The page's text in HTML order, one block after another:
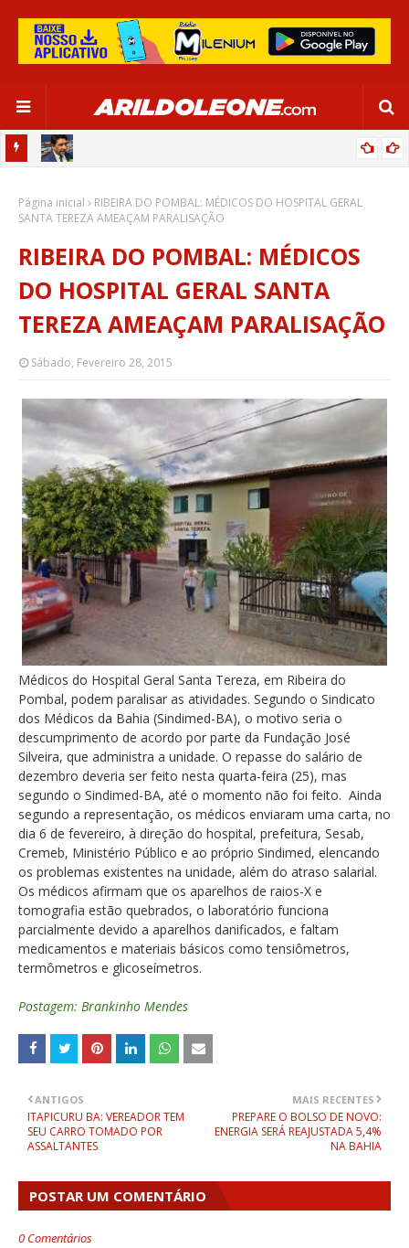
“SATISFAÇÃO MUITO GRANDE”
Página inicial
RIBEIRA DO POMBAL: MÉDICOS DO HOSPITAL GERAL
SANTA TEREZA AMEAÇAM PARALISAÇÃO
RIBEIRA DO POMBAL: MÉDICOS
DO HOSPITAL GERAL SANTA
TEREZA AMEAÇAM PARALISAÇÃO
Sábado, Fevereiro 28, 2015
Médicos do Hospital Geral Santa Tereza, em Ribeira do
Pombal, podem paralisar as atividades. Segundo o Sindicato
dos Médicos da Bahia (Sindimed-BA), o motivo seria o
descumprimento de acordo por parte da Fundação José
Silveira, que administra a unidade. O repasse do salário de
dezembro deveria ser feito nesta quarta-feira (25), mas
segundo o Sindimed-BA, até o momento não foi feito. Ainda
segundo a representação, os médicos enviaram uma carta, no
dia 6 de fevereiro, à direção do hospital, prefeitura, Sesab,
Cremeb, Ministério Público e ao próprio Sindimed, elencando
os problemas existentes na unidade, além do atraso salarial.
Os médicos afirmam que os aparelhos de raios-X e
tomografia estão quebrados, o laboratório funciona
parcialmente devido a aparelhos danificados, e faltam
medicamentos e materiais básicos como tensiômetros,
termômetros e glicoseímetros.
Postagem: Brankinho Mendes
MAIS RECENTES
PREPARE O BOLSO DE NOVO:
ENERGIA SERÁ REAJUSTADA 5,4%
NA BAHIA
ANTIGOS
ITAPICURU BA: VEREADOR TEM
SEU CARRO TOMADO POR
ASSALTANTES
POSTAR UM COMENTÁRIO
0 Comentários